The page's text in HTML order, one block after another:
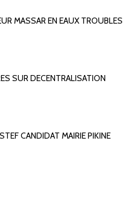
MASSAR EN EAUX TROUBLES
SUR DECENTRALISATION
CANDIDAT MAIRIE PIKINE